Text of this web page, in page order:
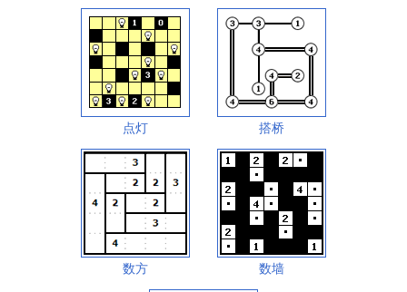
点灯 搭桥
数方 数墙